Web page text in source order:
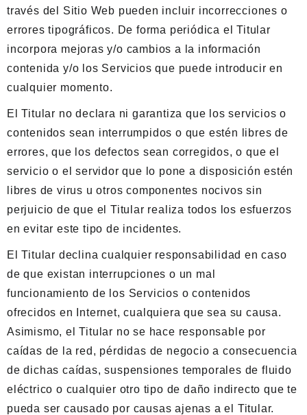
través del Sitio Web pueden incluir incorrecciones o
errores tipográficos. De forma periódica el Titular
incorpora mejoras y/o cambios a la información
contenida y/o los Servicios que puede introducir en
cualquier momento.
El Titular no declara ni garantiza que los servicios o
contenidos sean interrumpidos o que estén libres de
errores, que los defectos sean corregidos, o que el
servicio o el servidor que lo pone a disposición estén
libres de virus u otros componentes nocivos sin
perjuicio de que el Titular realiza todos los esfuerzos
en evitar este tipo de incidentes.
El Titular declina cualquier responsabilidad en caso
de que existan interrupciones o un mal
funcionamiento de los Servicios o contenidos
ofrecidos en Internet, cualquiera que sea su causa.
Asimismo, el Titular no se hace responsable por
caídas de la red, pérdidas de negocio a consecuencia
de dichas caídas, suspensiones temporales de fluido
eléctrico o cualquier otro tipo de daño indirecto que te
pueda ser causado por causas ajenas a el Titular.